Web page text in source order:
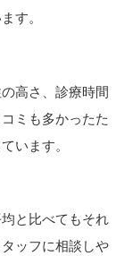
す。
高さ、診療時間
ミも多かったた
います。
と比べてもそれ
ッフに相談しや